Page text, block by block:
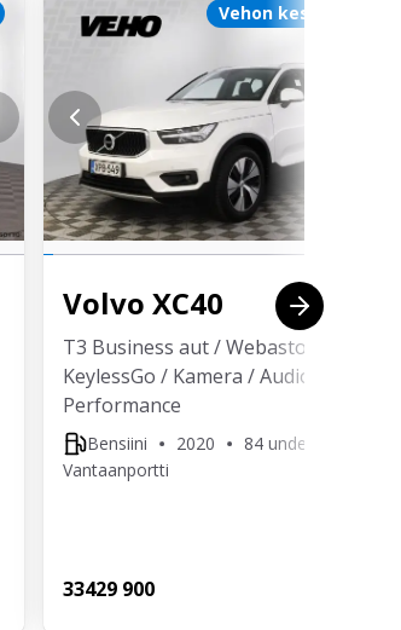
Vehon kesä 1500 €
Volvo XC40
T3 Business aut / Webasto / LED /
KeylessGo / Kamera / Audio High
Performance
Bensiini 2020
84 undefined
Vantaanportti
33429 900